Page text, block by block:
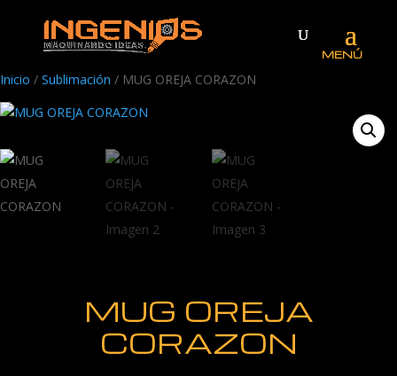
Inicio / Sublimación / MUG OREJA CORAZON
MUG OREJA
CORAZON